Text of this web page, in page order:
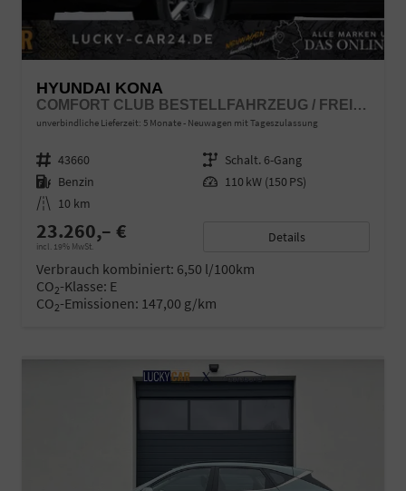
HYUNDAI KONA
COMFORT CLUB BESTELLFAHRZEUG / FREI KONFIGURIERBAR
unverbindliche Lieferzeit: 5 Monate Neuwagen mit Tageszulassung
Fahrzeugnr. 43660 Getriebe Schalt. 6-Gang
Kraftstoff Benzin Leistung 110 kW (150 PS)
Kilometerstand 10 km
23.260,– €
incl. 19% MwSt.
Details
Verbrauch kombiniert: 6,50 l/100km
CO2-Klasse: E
CO2-Emissionen: 147,00 g/km